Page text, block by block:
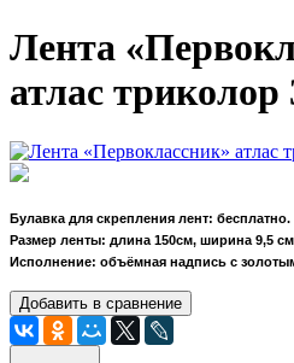
Лента
атлас триколор
Булавка для скрепления лент: бесплатно.
Размер ленты: длина 150см, ширина 9,5
Исполнение: объёмная надпись с
Добавить в сравнение